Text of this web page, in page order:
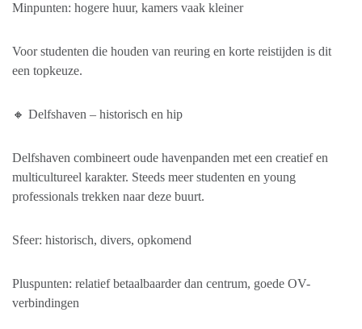
Minpunten: hogere huur, kamers vaak kleiner
Voor studenten die houden van reuring en korte reistijden is dit
een topkeuze.
🔸 Delfshaven – historisch en hip
Delfshaven combineert oude havenpanden met een creatief en
multicultureel karakter. Steeds meer studenten en young
professionals trekken naar deze buurt.
Sfeer: historisch, divers, opkomend
Pluspunten: relatief betaalbaarder dan centrum, goede OV-
verbindingen